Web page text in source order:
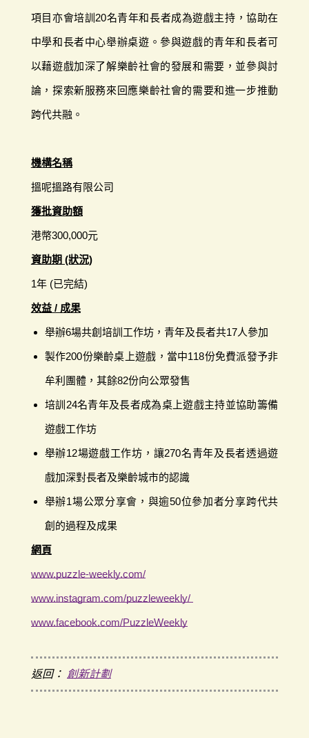
項目亦會培訓20名青年和長者成為遊戲主持，協助在
中學和長者中心舉辦桌遊。參與遊戲的青年和長者可
以藉遊戲加深了解樂齡社會的發展和需要，並參與討
論，探索新服務來回應樂齡社會的需要和進一步推動
跨代共融。
機構名稱
搵呢搵路有限公司
獲批資助額
港幣300,000元
資助期 (狀況)
1年 (已完結)
效益 / 成果
舉辦6場共創培訓工作坊，青年及長者共17人參加
製作200份樂齡桌上遊戲，當中118份免費派發予非
牟利團體，其餘82份向公眾發售
培訓24名青年及長者成為桌上遊戲主持並協助籌備
遊戲工作坊
舉辦12場遊戲工作坊，讓270名青年及長者透過遊
戲加深對長者及樂齡城市的認識
舉辦1場公眾分享會，與逾50位參加者分享跨代共
創的過程及成果
網頁
www.puzzle-weekly.com/
www.instagram.com/puzzleweekly/
www.facebook.com/PuzzleWeekly
返回： 創新計劃